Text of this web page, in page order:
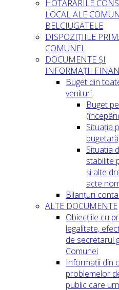
HOTĂRÂRILE
LOCAL ALE
BELCIUGATELE
DISPOZIȚIILE
COMUNEI
DOCUMENTE ȘI
INFORMAȚII
Buget din
venituri
Buget
Situația
Situatia
stabilite
și alte
acte
Bilanțuri
ALTE DOCUMENTE
Obiecțiile cu
legalitate,
de secretarul
Comunei
Informații din
problemelor
public care